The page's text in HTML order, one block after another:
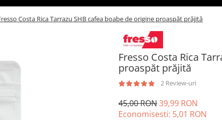
Costa Rica Tarrazu SHB cafea boabe de origine proaspăt prăjită
Fresso Costa Rica
proaspăt prăjită
2 Review-uri
45,00 RON39,99 RON
Economisesti: 5,01 RON